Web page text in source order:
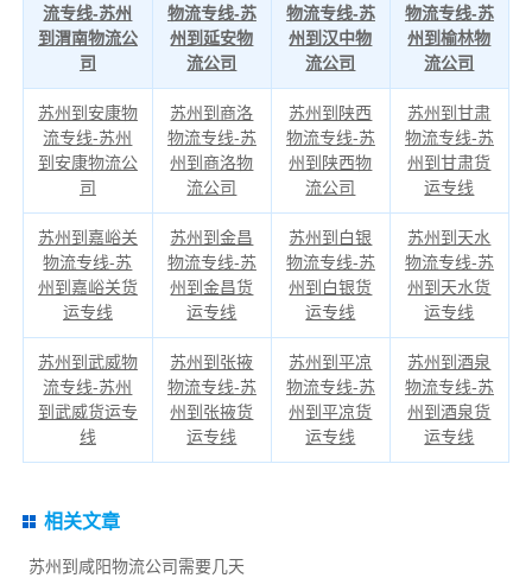
流专线-苏州
到渭南物流公
司
物流专线-苏
州到延安物
流公司
物流专线-苏
州到汉中物
流公司
物流专线-苏
州到榆林物
流公司
苏州到安康物
流专线-苏州
到安康物流公
司
苏州到商洛
物流专线-苏
州到商洛物
流公司
苏州到陕西
物流专线-苏
州到陕西物
流公司
苏州到甘肃
物流专线-苏
州到甘肃货
运专线
苏州到嘉峪关
物流专线-苏
州到嘉峪关货
运专线
苏州到金昌
物流专线-苏
州到金昌货
运专线
苏州到白银
物流专线-苏
州到白银货
运专线
苏州到天水
物流专线-苏
州到天水货
运专线
苏州到武威物
流专线-苏州
到武威货运专
线
苏州到张掖
物流专线-苏
州到张掖货
运专线
苏州到平凉
物流专线-苏
州到平凉货
运专线
苏州到酒泉
物流专线-苏
州到酒泉货
运专线
相关文章
苏州到咸阳物流公司需要几天